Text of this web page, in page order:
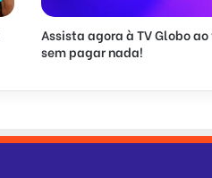
Assista agora à TV Globo
sem pagar nada!